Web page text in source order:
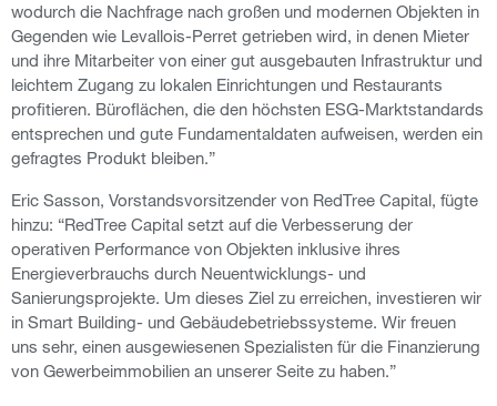
wodurch die Nachfrage nach großen und modernen Objekten in
Gegenden wie Levallois-Perret getrieben wird, in denen Mieter
und ihre Mitarbeiter von einer gut ausgebauten Infrastruktur und
leichtem Zugang zu lokalen Einrichtungen und Restaurants
profitieren. Büroflächen, die den höchsten ESG-Marktstandards
entsprechen und gute Fundamentaldaten aufweisen, werden ein
gefragtes Produkt bleiben.”
Eric Sasson, Vorstandsvorsitzender von RedTree Capital, fügte
hinzu: “RedTree Capital setzt auf die Verbesserung der
operativen Performance von Objekten inklusive ihres
Energieverbrauchs durch Neuentwicklungs- und
Sanierungsprojekte. Um dieses Ziel zu erreichen, investieren wir
in Smart Building- und Gebäudebetriebssysteme. Wir freuen
uns sehr, einen ausgewiesenen Spezialisten für die Finanzierung
von Gewerbeimmobilien an unserer Seite zu haben.”